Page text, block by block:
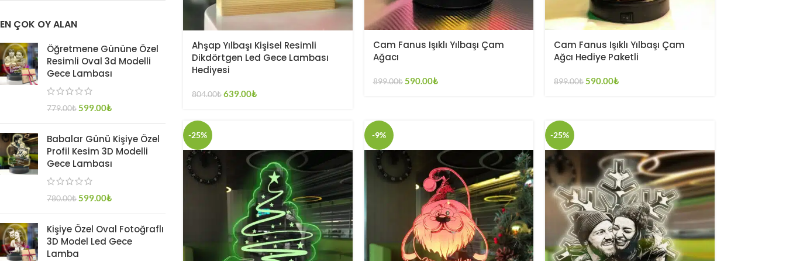
EN ÇOK OY ALAN
Öğretmene Gününe Özel
Resimli Oval 3d Modelli
Gece Lambası
779.00₺599.00₺
Babalar Günü Kişiye Özel
Profil Kesim 3D Modelli
Gece Lambası
780.00₺599.00₺
Kişiye Özel Oval Fotoğraflı
3D Model Led Gece
Lamba
Ahşap Yılbaşı Kişisel Resimli
Dikdörtgen Led Gece Lambası
Hediyesi
804.00₺639.00₺
Cam Fanus Işıklı Yılbaşı Çam
Ağacı
899.00₺ 590.00₺
Cam Fanus Işıklı Yılbaşı Çam
Ağcı Hediye Paketli
899.00₺ 590.00₺
-25% -9% -25%